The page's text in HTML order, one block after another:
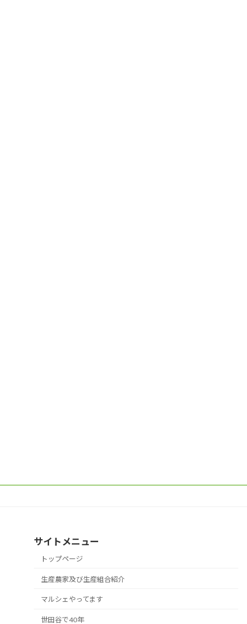
サイトメニュー
トップページ
生産農家及び生産組合紹介
マルシェやってます
世田谷で40年